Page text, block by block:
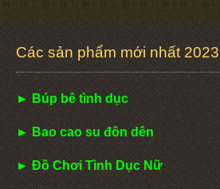
Các sản phẩm mới nhất 2023
► Búp bê tình dục
► Bao cao su đôn dên
► Đồ Chơi Tình Dục Nữ